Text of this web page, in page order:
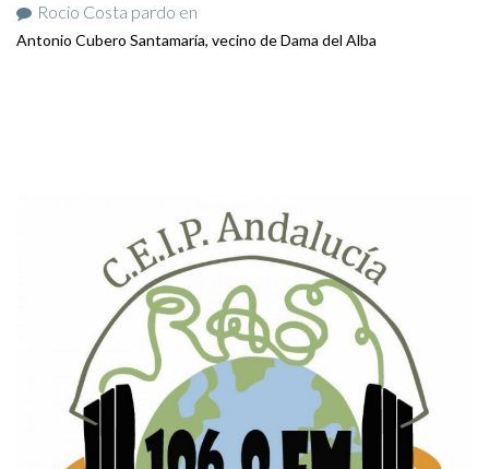
Rocio Costa pardo en
Antonio Cubero Santamaría, vecino de Dama del Alba